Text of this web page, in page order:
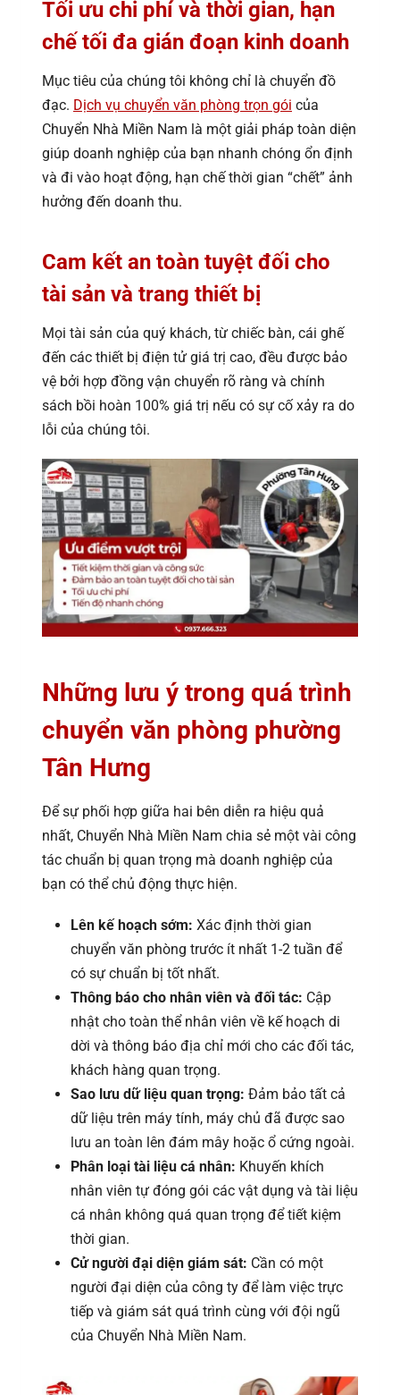
Tối ưu chi phí và thời gian, hạn
chế tối đa gián đoạn kinh doanh
Mục tiêu của chúng tôi không chỉ là chuyển đồ
đạc. Dịch vụ chuyển văn phòng trọn gói của
Chuyển Nhà Miền Nam là một giải pháp toàn diện
giúp doanh nghiệp của bạn nhanh chóng ổn định
và đi vào hoạt động, hạn chế thời gian “chết” ảnh
hưởng đến doanh thu.
Cam kết an toàn tuyệt đối cho
tài sản và trang thiết bị
Mọi tài sản của quý khách, từ chiếc bàn, cái ghế
đến các thiết bị điện tử giá trị cao, đều được bảo
vệ bởi hợp đồng vận chuyển rõ ràng và chính
sách bồi hoàn 100% giá trị nếu có sự cố xảy ra do
lỗi của chúng tôi.
Những lưu ý trong quá trình
chuyển văn phòng phường
Tân Hưng
Để sự phối hợp giữa hai bên diễn ra hiệu quả
nhất, Chuyển Nhà Miền Nam chia sẻ một vài công
tác chuẩn bị quan trọng mà doanh nghiệp của
bạn có thể chủ động thực hiện.
Lên kế hoạch sớm: Xác định thời gian
chuyển văn phòng trước ít nhất 1-2 tuần để
có sự chuẩn bị tốt nhất.
Thông báo cho nhân viên và đối tác: Cập
nhật cho toàn thể nhân viên về kế hoạch di
dời và thông báo địa chỉ mới cho các đối tác,
khách hàng quan trọng.
Sao lưu dữ liệu quan trọng: Đảm bảo tất cả
dữ liệu trên máy tính, máy chủ đã được sao
lưu an toàn lên đám mây hoặc ổ cứng ngoài.
Phân loại tài liệu cá nhân: Khuyến khích
nhân viên tự đóng gói các vật dụng và tài liệu
cá nhân không quá quan trọng để tiết kiệm
thời gian.
Cử người đại diện giám sát: Cần có một
người đại diện của công ty để làm việc trực
tiếp và giám sát quá trình cùng với đội ngũ
của Chuyển Nhà Miền Nam.